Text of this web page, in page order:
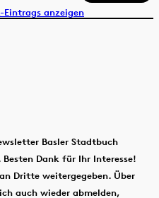
Eintrags anzeigen
Basler Stadtbuch
Besten Dank für Ihr Interesse!
Dritte weitergegeben. Über
auch wieder abmelden,